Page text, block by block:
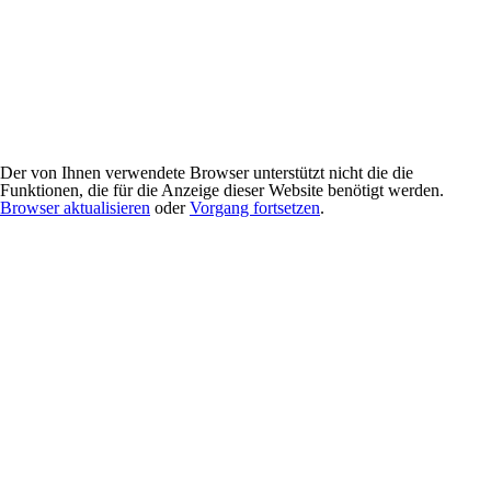
Der von Ihnen verwendete Browser unterstützt nicht die die
Funktionen, die für die Anzeige dieser Website benötigt werden.
Browser aktualisieren oderVorgang fortsetzen.